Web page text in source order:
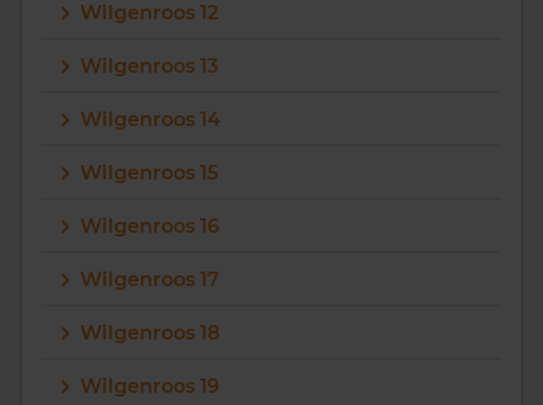
088 220 4200
Maandag t/m vrijdag - 08:00 -18:00
Wilgenroos 12
Wilgenroos 13
Wilgenroos 14
Wilgenroos 15
Wilgenroos 16
Wilgenroos 17
Wilgenroos 18
Wilgenroos 19